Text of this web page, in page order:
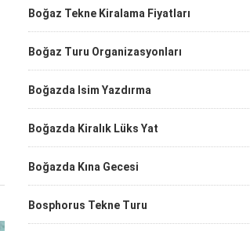
Boğaz Tekne Kiralama Fiyatları
Boğaz Turu Organizasyonları
Boğazda Isim Yazdırma
Boğazda Kiralık Lüks Yat
Boğazda Kına Gecesi
Bosphorus Tekne Turu